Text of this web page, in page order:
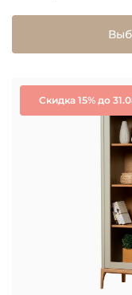
Скидка 15% до